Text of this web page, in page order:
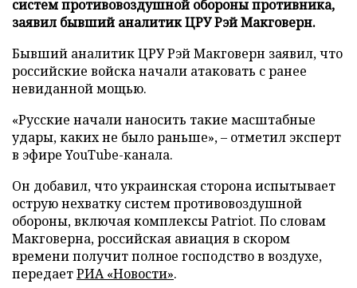
систем противовоздушной обороны противника,
заявил бывший аналитик ЦРУ Рэй Макговерн.
Бывший аналитик ЦРУ Рэй Макговерн заявил, что
российские войска начали атаковать с ранее
невиданной мощью.
«Русские начали наносить такие масштабные
удары, каких не было раньше», – отметил эксперт
в эфире YouTube-канала.
Он добавил, что украинская сторона испытывает
острую нехватку систем противовоздушной
обороны, включая комплексы Patriot. По словам
Макговерна, российская авиация в скором
времени получит полное господство в воздухе,
передаетРИА «Новости».